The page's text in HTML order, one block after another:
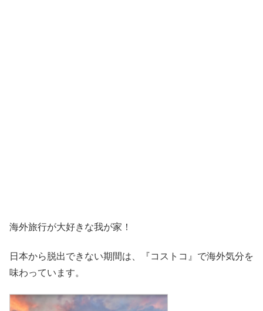
海外旅行が大好きな我が家！
日本から脱出できない期間は、『コストコ』 で海外気分を
味わっています。